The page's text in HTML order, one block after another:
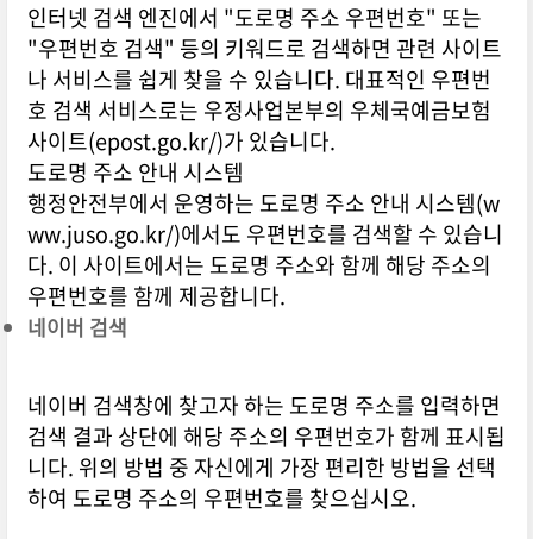
인터넷 검색 엔진에서 "도로명 주소 우편번호" 또는
"우편번호 검색" 등의 키워드로 검색하면 관련 사이트
나 서비스를 쉽게 찾을 수 있습니다. 대표적인 우편번
호 검색 서비스로는 우정사업본부의 우체국예금보험
사이트(epost.go.kr/)가 있습니다.
도로명 주소 안내 시스템
행정안전부에서 운영하는 도로명 주소 안내 시스템(w
ww.juso.go.kr/)에서도 우편번호를 검색할 수 있습니
다. 이 사이트에서는 도로명 주소와 함께 해당 주소의
우편번호를 함께 제공합니다.
네이버 검색
네이버 검색창에 찾고자 하는 도로명 주소를 입력하면
검색 결과 상단에 해당 주소의 우편번호가 함께 표시됩
니다. 위의 방법 중 자신에게 가장 편리한 방법을 선택
하여 도로명 주소의 우편번호를 찾으십시오.